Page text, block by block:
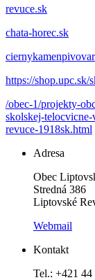
revuce.sk
chata-horec.sk
https://shop.upc.sk/
/obec-1/projekty-
skolskej-
revuce-1918sk.html
Adresa
Obec
Stredná 386
Liptovské
Webmail
Kontakt
Tel.: +421 44